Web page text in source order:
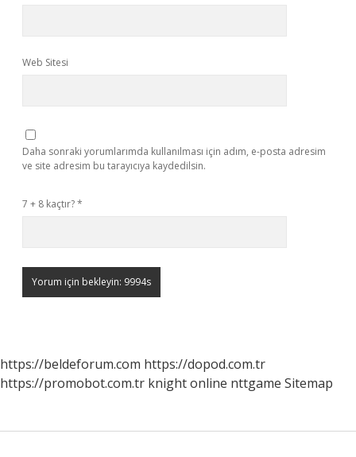
Web Sitesi
Daha sonraki yorumlarımda kullanılması için adım, e-posta adresim
ve site adresim bu tarayıcıya kaydedilsin.
7 + 8 kaçtır?*
https://beldeforum.com https://dopod.com.tr
https://promobot.com.tr knight online nttgame Sitemap